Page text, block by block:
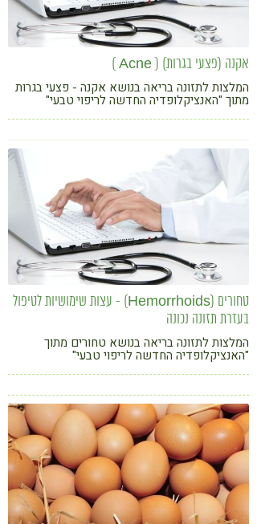
אקנה (פצעי בגרות) ( Acne )
המלצות לתזונה בריאה בנושא אקנה - פצעי בגרות
מתוך "האנציקלופדיה החדשה לריפוי טבעי"
טחורים (Hemorrhoids) - עצות שימושיות לטיפול
בעזרת תזונה נכונה
המלצות לתזונה בריאה בנושא טחורים מתוך
"האנציקלופדיה החדשה לריפוי טבעי"